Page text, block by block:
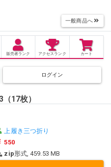
一般商品へ
販売者ランク アクセス ランク カート
ログイン
17枚）
上履き三つ折り
550
zip形式, 459.53 MB